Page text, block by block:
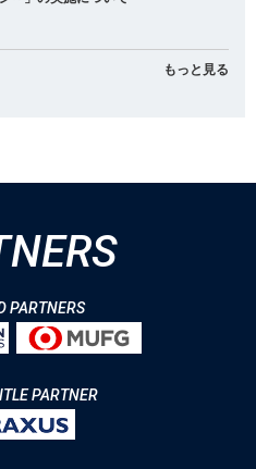
もっと見る
PARTNERS
PARTNER